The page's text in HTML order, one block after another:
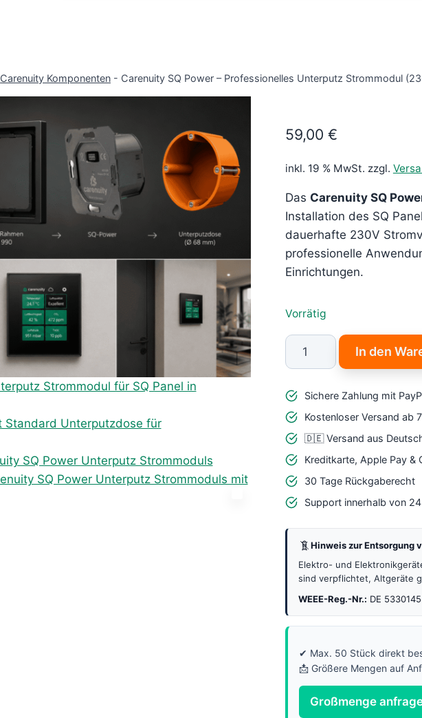
Carenuity Komponenten - Carenuity SQ Power – Professionelles Unterputz Strommodul
59,00 €
inkl. 19 % MwSt. zzgl.
Das Carenuity SQ
Installation des SQ
dauerhafte 230V
professionelle
Einrichtungen.
Vorrätig
Carenuity
SQ
–
Professionelles
Unterputz
Strommodul
(230V)
Menge
In den
Sichere Zahlung mit
Kostenloser Versand ab
🇩🇪 Versand aus
Kreditkarte, Apple Pay &
30 Tage Rückgaberecht
Support innerhalb von
Hinweis zur Entsorgung
Elektro- und
sind verpflichtet, Altgeräte
WEEE-Reg.-Nr.: DE
✔ Max. 50 Stück direkt
📩 Größere Mengen auf
Großmenge